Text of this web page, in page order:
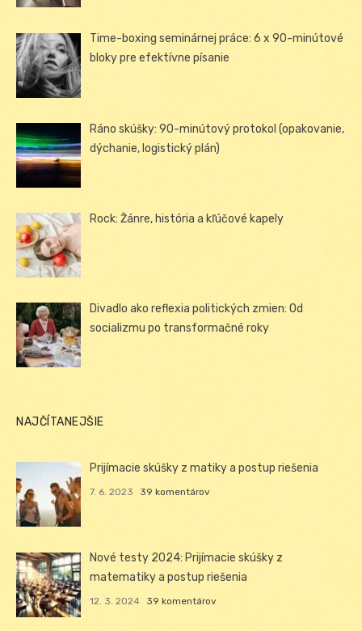
Time-boxing seminárnej práce: 6 x 90-minútové
bloky pre efektívne písanie
Ráno skúšky: 90-minútový protokol (opakovanie,
dýchanie, logistický plán)
Rock: Žánre, história a kľúčové kapely
Divadlo ako reflexia politických zmien: Od
socializmu po transformačné roky
NAJČÍTANEJŠIE
Prijímacie skúšky z matiky a postup riešenia
7. 6. 2023 39 komentárov
Nové testy 2024: Prijímacie skúšky z
matematiky a postup riešenia
12. 3. 2024 39 komentárov